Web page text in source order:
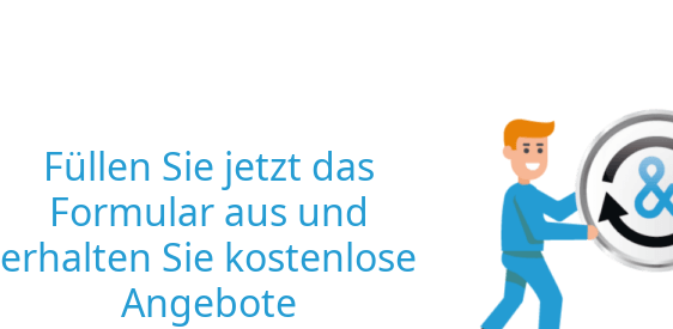
Füllen Sie jetzt das
Formular aus und
erhalten Sie kostenlose
Angebote